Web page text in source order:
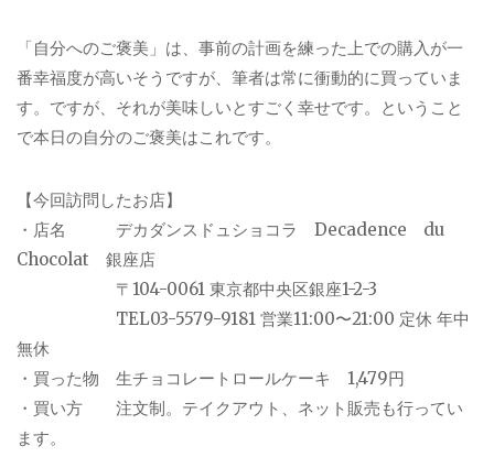
「自分へのご褒美」は、事前の計画を練った上での購入が一
番幸福度が高いそうですが、筆者は常に衝動的に買っていま
す。ですが、それが美味しいとすごく幸せです。ということ
で本日の自分のご褒美はこれです。
【今回訪問したお店】
・店名 デカダンスドュショコラ Decadence du
Chocolat 銀座店
〒104-0061 東京都中央区銀座1-2-3
TEL03-5579-9181 営業11:00〜21:00 定休 年中
無休
・買った物 生チョコレートロールケーキ 1,479円
・買い方 注文制。テイクアウト、ネット販売も行ってい
ます。